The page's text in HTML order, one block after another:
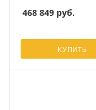
468 849 руб.
КУПИТЬ